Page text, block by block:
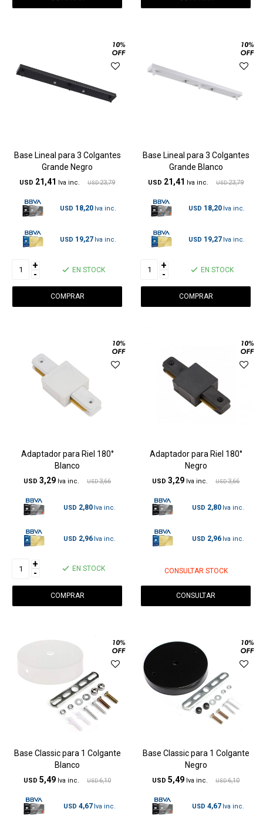
Base Lineal para 3 Colgantes
Grande Negro
USD 21,41 USD 23,79
USD 18,20
USD 19,27
+
- EN STOCK
Base Lineal para 3 Colgantes
Grande Blanco
USD 21,41 USD 23,79
USD 18,20
USD 19,27
+
- EN STOCK
Adaptador para Riel 180°
Blanco
USD 3,29 USD 3,66
USD 2,80
USD 2,96
+
- EN STOCK
Adaptador para Riel 180°
Negro
USD 3,29 USD 3,66
USD 2,80
USD 2,96
CONSULTAR STOCK
CONSULTAR
Base Classic para 1 Colgante
Blanco
USD 5,49 USD 6,10
USD 4,67
Base Classic para 1 Colgante
Negro
USD 5,49 USD 6,10
USD 4,67